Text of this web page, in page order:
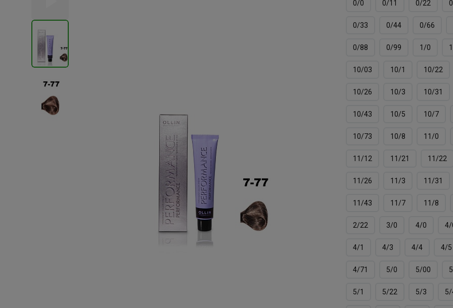
0/0 0/11 0/22
0/33 0/44 0/66
0/88 0/99 1/0
10/03 10/1 10/22
10/26 10/3 10/31
10/43 10/5 10/7
10/73 10/8 11/0
11/12 11/21 11/22
11/26 11/3 11/31
11/43 11/7 11/8
2/22 3/0 4/0 4/
4/1 4/3 4/4 4/5
4/71 5/0 5/00
5/1 5/22 5/3 5/